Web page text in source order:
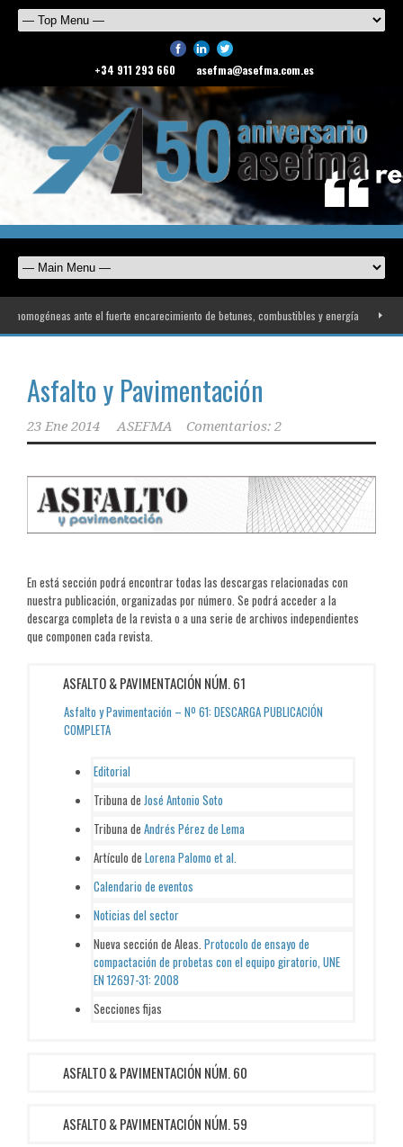
+34 911 293 660 asefma@asefma.com.es
ante el fuerte encarecimiento de betunes, combustibles y energía
Asfalto y Pavimentación
23 Ene 2014 ASEFMA Comentarios: 2
En está sección podrá encontrar todas las descargas relacionadas con
nuestra publicación, organizadas por número. Se podrá acceder a la
descarga completa de la revista o a una serie de archivos independientes
que componen cada revista.
ASFALTO & PAVIMENTACIÓN NÚM. 61
Asfalto y Pavimentación – Nº 61: DESCARGA PUBLICACIÓN
COMPLETA
Editorial
Tribuna de José Antonio Soto
Tribuna de Andrés Pérez de Lema
Artículo de Lorena Palomo et al.
Calendario de eventos
Noticias del sector
Nueva sección de Aleas. Protocolo de ensayo de
compactación de probetas con el equipo giratorio, UNE
EN 12697-31: 2008
Secciones fijas
ASFALTO & PAVIMENTACIÓN NÚM. 60
ASFALTO & PAVIMENTACIÓN NÚM. 59